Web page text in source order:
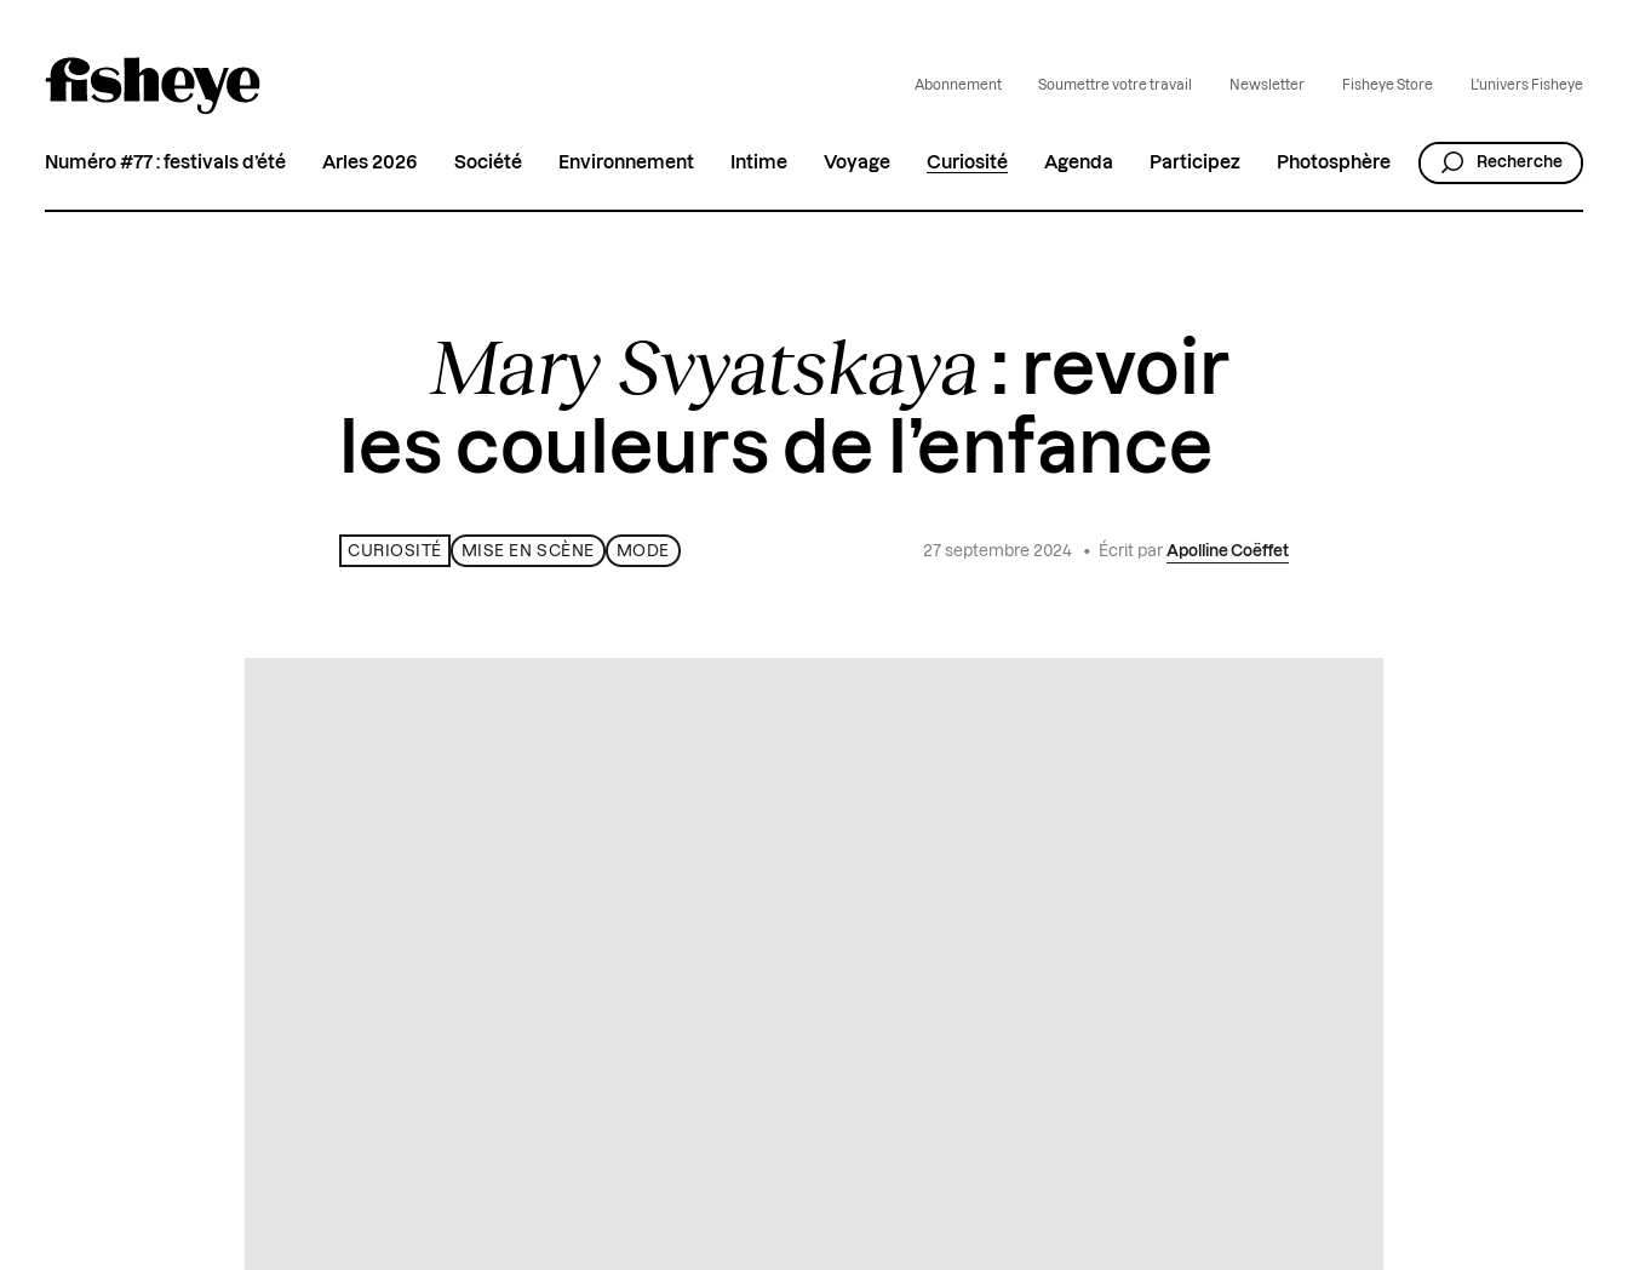
Abonnement Soumettre votre travail Newsletter Fisheye Store L'univers Fisheye
Numéro #77 : festivals d’été Arles 2026 Société Environnement Intime Voyage Curiosité Agenda Participez Photosphère Recherche
Mary Svyatskaya : revoir
les couleurs de l’enfance
CURIOSITÉ MISE EN SCÈNE MODE 27 septembre 2024 • Écrit par Apolline Coëffet